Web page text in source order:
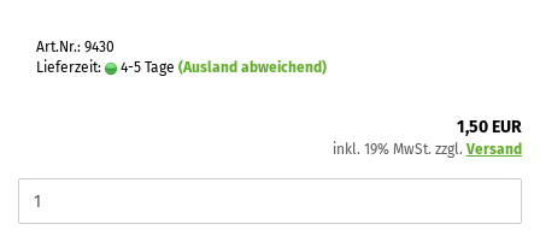
Art.Nr.: 9430
Lieferzeit:
4-5 Tage (Ausland abweichend)
1,50 EUR
inkl. 19% MwSt. zzgl. Versand